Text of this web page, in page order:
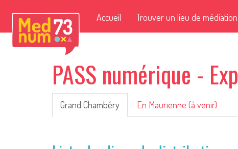
Accueil Trouver un lieu de médiation
PASS numérique -
Grand Chambéry En Maurienne (à venir)